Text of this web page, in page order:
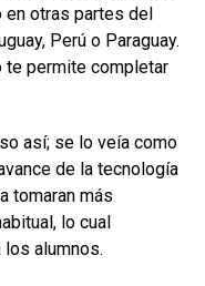
en otras partes del
Perú o Paraguay.
te permite completar
así; se lo veía como
de la tecnología
tomaran más
lo cual
alumnos.